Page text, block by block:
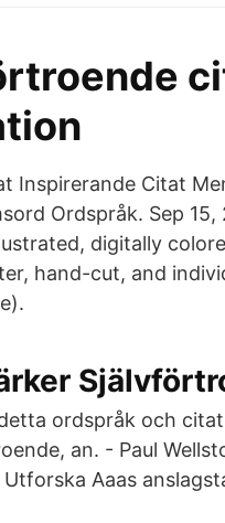
Inspirerande Citat
Ordspråk. Sep
digitally
hand-cut, and
ordspråk och
an. - Paul
Aaas